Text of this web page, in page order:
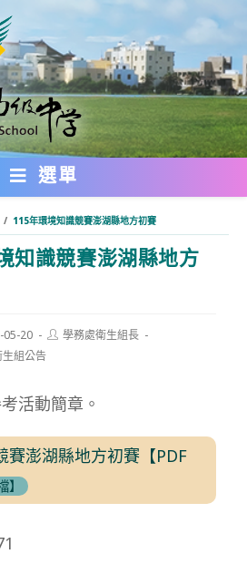
選單
/ 115年環境知識競賽澎湖縣地方初賽
知識競賽澎湖縣地方
05-20
Post學務處衛生組長
組公告
活動簡章。
賽澎湖縣地方初賽【PDF